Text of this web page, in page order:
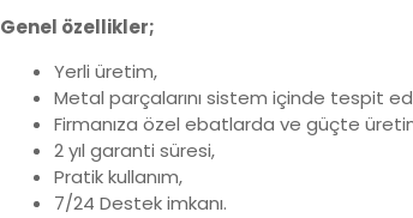
Genel özellikler;
Yerli üretim,
Metal parçalarını sistem içinde tespit
Firmanıza özel ebatlarda ve güçte
2 yıl garanti süresi,
Pratik kullanım,
7/24 Destek imkanı.